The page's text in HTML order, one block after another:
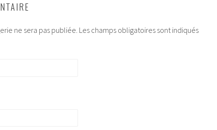
ne sera pas publiée. Les champs obligatoires sont indiqués